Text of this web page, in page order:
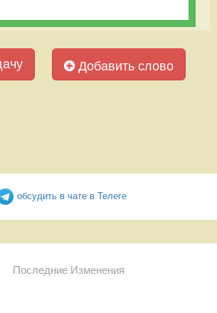
Добавить слово
обсудить в чате в Телеге
Последние Изменения